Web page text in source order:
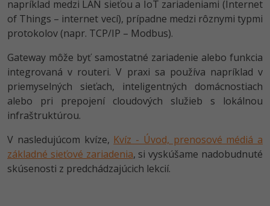
napríklad medzi LAN sieťou a IoT zariadeniami (Internet
of Things – internet vecí), prípadne medzi rôznymi typmi
protokolov (napr. TCP/IP – Modbus).
Gateway môže byť samostatné zariadenie alebo funkcia
integrovaná v routeri. V praxi sa používa napríklad v
priemyselných sieťach, inteligentných domácnostiach
alebo pri prepojení cloudových služieb s lokálnou
infraštruktúrou.
V nasledujúcom kvíze, Kvíz - Úvod, prenosové médiá a
základné sieťové zariadenia, si vyskúšame nadobudnuté
skúsenosti z predchádzajúcich lekcií.